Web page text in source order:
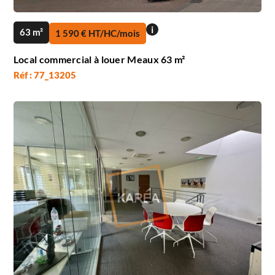
63 m² 1 590 € HT/HC/mois i
Local commercial à louer Meaux 63 m²
Réf : 77_13205